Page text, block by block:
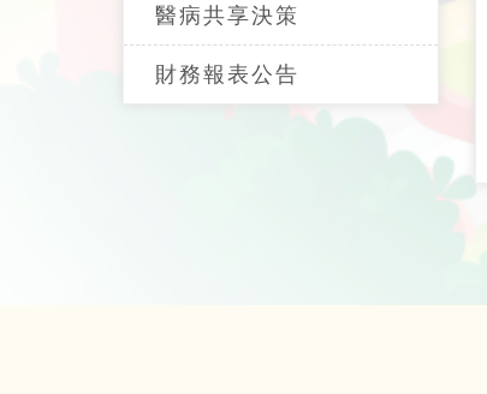
醫病共享決策
財務報表公告